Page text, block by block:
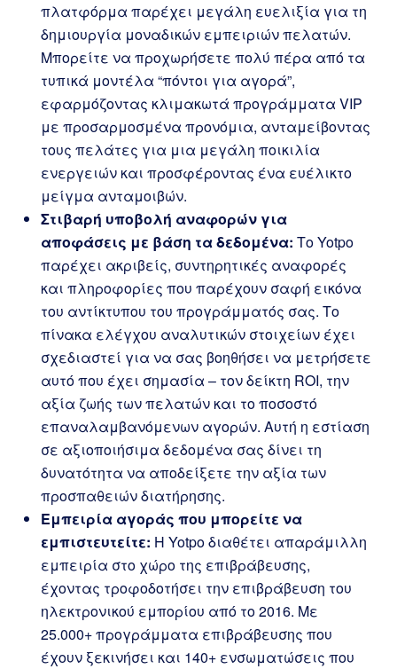
πλατφόρμα παρέχει μεγάλη ευελιξία για τη
δημιουργία μοναδικών εμπειριών πελατών.
Μπορείτε να προχωρήσετε πολύ πέρα από τα
τυπικά μοντέλα “πόντοι για αγορά”,
εφαρμόζοντας κλιμακωτά προγράμματα VIP
με προσαρμοσμένα προνόμια, ανταμείβοντας
τους πελάτες για μια μεγάλη ποικιλία
ενεργειών και προσφέροντας ένα ευέλικτο
μείγμα ανταμοιβών.
Στιβαρή υποβολή αναφορών για
αποφάσεις με βάση τα δεδομένα: Το Yotpo
παρέχει ακριβείς, συντηρητικές αναφορές
και πληροφορίες που παρέχουν σαφή εικόνα
του αντίκτυπου του προγράμματός σας. Το
πίνακα ελέγχου αναλυτικών στοιχείων έχει
σχεδιαστεί για να σας βοηθήσει να μετρήσετε
αυτό που έχει σημασία – τον δείκτη ROI, την
αξία ζωής των πελατών και το ποσοστό
επαναλαμβανόμενων αγορών. Αυτή η εστίαση
σε αξιοποιήσιμα δεδομένα σας δίνει τη
δυνατότητα να αποδείξετε την αξία των
προσπαθειών διατήρησης.
Εμπειρία αγοράς που μπορείτε να
εμπιστευτείτε: Η Yotpo διαθέτει απαράμιλλη
εμπειρία στο χώρο της επιβράβευσης,
έχοντας τροφοδοτήσει την επιβράβευση του
ηλεκτρονικού εμπορίου από το 2016. Με
25.000+ προγράμματα επιβράβευσης που
έχουν ξεκινήσει και 140+ ενσωματώσεις που